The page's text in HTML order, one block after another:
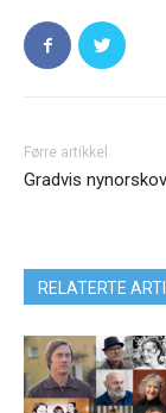
Førre artikkel
Gradvis
RELATERTE